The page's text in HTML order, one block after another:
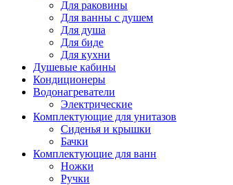
Для раковины
Для ванны с душем
Для душа
Для биде
Для кухни
Душевые кабины
Кондиционеры
Водонагреватели
Электрические
Комплектующие для унитазов
Сиденья и крышки
Бачки
Комплектующие для ванн
Ножки
Ручки